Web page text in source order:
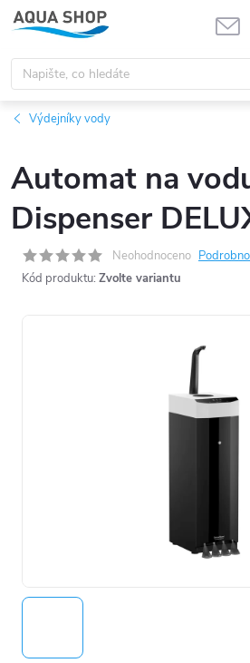
Přejít
na
obsah
Výdejníky vody
Automat na
Dispenser
Neohodnoceno
Kód produktu: Zvolte variantu